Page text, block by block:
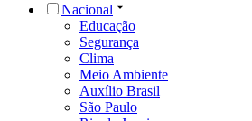
Nacional
Educação
Segurança
Clima
Meio Ambiente
Auxílio Brasil
São Paulo